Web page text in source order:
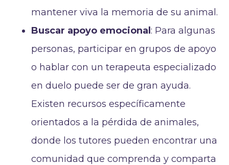
mantener viva la memoria de su animal.
Buscar apoyo emocional: Para algunas
personas, participar en grupos de apoyo
o hablar con un terapeuta especializado
en duelo puede ser de gran ayuda.
Existen recursos específicamente
orientados a la pérdida de animales,
donde los tutores pueden encontrar una
comunidad que comprenda y comparta